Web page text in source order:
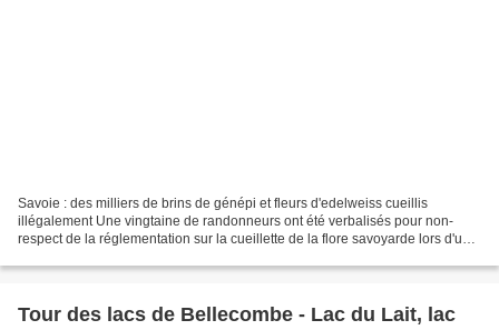
Savoie : des milliers de brins de génépi et fleurs d'edelweiss cueillis
illégalement Une vingtaine de randonneurs ont été verbalisés pour non-
respect de la réglementation sur la cueillette de la flore savoyarde lors d'une
Tour des lacs de Bellecombe - Lac du Lait, lac